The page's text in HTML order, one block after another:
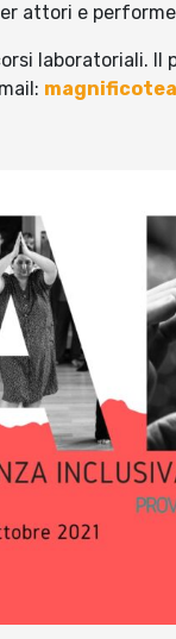
attori e
laboratoriali. Il